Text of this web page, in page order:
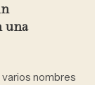
una
nombres